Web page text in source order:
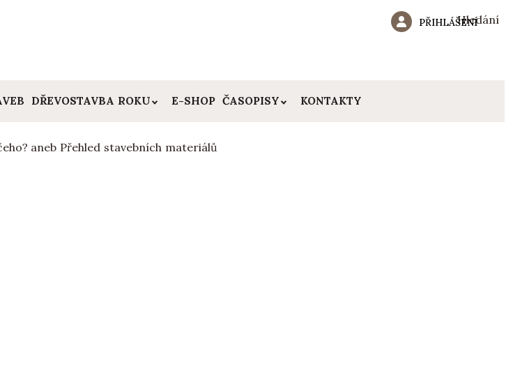
Hledání
PŘIHLÁŠENÍ
DŘEVOSTAVBA ROKU E-SHOP ČASOPISY KONTAKTY
aneb Přehled stavebních materiálů